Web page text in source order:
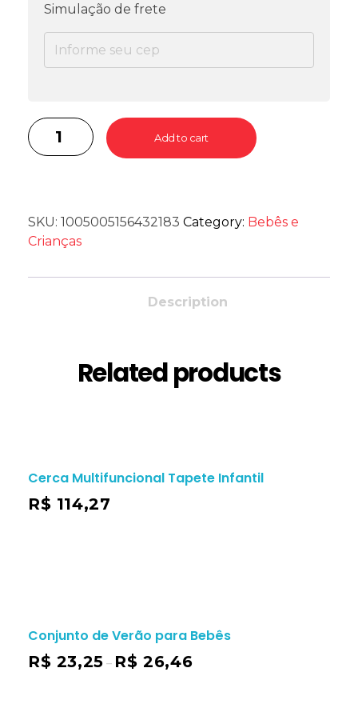
Simulação de frete
Add to cart
SKU: 1005005156432183 Category: Bebês e
Crianças
Description
Related products
Cerca Multifuncional Tapete Infantil
R$ 114,27
Conjunto de Verão para Bebês
R$ 23,25 – R$ 26,46